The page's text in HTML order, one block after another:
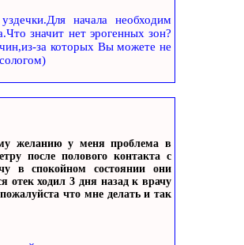
начала необходим
значит нет эрогенных зон?
за которых Вы можете не
желанию у меня проблема в
после полового контакта с
в спокойном состоянии они
отек ходил 3 дня назад к врачу
что мне делать и так